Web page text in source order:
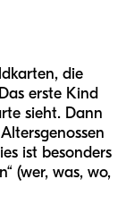
die
erste Kind
sieht. Dann
ist besonders
(wer, was, wo,